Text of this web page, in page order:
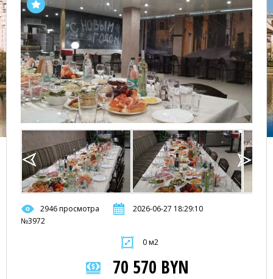
2946 просмотра
2026-06-27 18:29:10
№3972
0 м2
70 570 BYN